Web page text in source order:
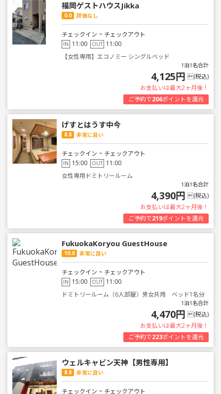
福岡ゲストハウスJikka
0.0 評価なし
チェックイン ~ チェックアウト
IN 11:00 OUT 11:00
【女性専用】エコノミー シングルベッド
1泊1名合計
4,125円 (税込)
お支払いは最大2ヶ月後！
ご予約で206ポイントを還元
げすとはうす中今
8.8 非常に良い
チェックイン ~ チェックアウト
IN 15:00 OUT 11:00
女性専用ドミトリールーム
1泊1名合計
4,390円 (税込)
お支払いは最大2ヶ月後！
ご予約で219ポイントを還元
FukuokaKoryou GuestHouse
10.0 非常に良い
チェックイン ~ チェックアウト
IN 15:00 OUT 11:00
ドミトリールーム（6人部屋）男女共用 ベッド1名分
1泊1名合計
4,470円 (税込)
お支払いは最大2ヶ月後！
ご予約で223ポイントを還元
ウェルキャビン天神【男性専用】
8.8 非常に良い
チェックイン ~ チェックアウト